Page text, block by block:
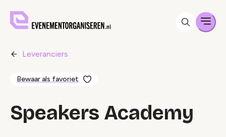
Leveranciers
Bewaar als favoriet
Speakers Academy